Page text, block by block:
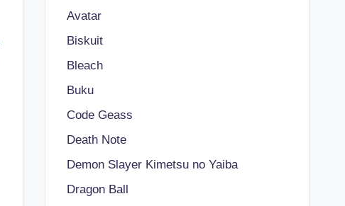
Avatar
Biskuit
Bleach
Buku
Code Geass
Death Note
Demon Slayer Kimetsu no Yaiba
Dragon Ball